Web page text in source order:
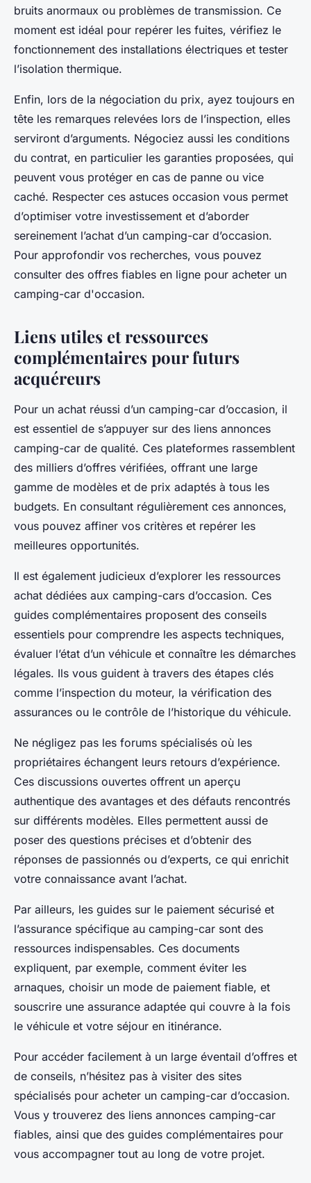
bruits anormaux ou problèmes de transmission. Ce
moment est idéal pour repérer les fuites, vérifiez le
fonctionnement des installations électriques et tester
l’isolation thermique.
Enfin, lors de la négociation du prix, ayez toujours en
tête les remarques relevées lors de l’inspection, elles
serviront d’arguments. Négociez aussi les conditions
du contrat, en particulier les garanties proposées, qui
peuvent vous protéger en cas de panne ou vice
caché. Respecter ces astuces occasion vous permet
d’optimiser votre investissement et d’aborder
sereinement l’achat d’un camping-car d’occasion.
Pour approfondir vos recherches, vous pouvez
consulter des offres fiables en ligne pour acheter un
camping-car d'occasion.
Liens utiles et ressources
complémentaires pour futurs
acquéreurs
Pour un achat réussi d’un camping-car d’occasion, il
est essentiel de s’appuyer sur des liens annonces
camping-car de qualité. Ces plateformes rassemblent
des milliers d’offres vérifiées, offrant une large
gamme de modèles et de prix adaptés à tous les
budgets. En consultant régulièrement ces annonces,
vous pouvez affiner vos critères et repérer les
meilleures opportunités.
Il est également judicieux d’explorer les ressources
achat dédiées aux camping-cars d’occasion. Ces
guides complémentaires proposent des conseils
essentiels pour comprendre les aspects techniques,
évaluer l’état d’un véhicule et connaître les démarches
légales. Ils vous guident à travers des étapes clés
comme l’inspection du moteur, la vérification des
assurances ou le contrôle de l’historique du véhicule.
Ne négligez pas les forums spécialisés où les
propriétaires échangent leurs retours d’expérience.
Ces discussions ouvertes offrent un aperçu
authentique des avantages et des défauts rencontrés
sur différents modèles. Elles permettent aussi de
poser des questions précises et d’obtenir des
réponses de passionnés ou d’experts, ce qui enrichit
votre connaissance avant l’achat.
Par ailleurs, les guides sur le paiement sécurisé et
l’assurance spécifique au camping-car sont des
ressources indispensables. Ces documents
expliquent, par exemple, comment éviter les
arnaques, choisir un mode de paiement fiable, et
souscrire une assurance adaptée qui couvre à la fois
le véhicule et votre séjour en itinérance.
Pour accéder facilement à un large éventail d’offres et
de conseils, n’hésitez pas à visiter des sites
spécialisés pour acheter un camping-car d’occasion.
Vous y trouverez des liens annonces camping-car
fiables, ainsi que des guides complémentaires pour
vous accompagner tout au long de votre projet.